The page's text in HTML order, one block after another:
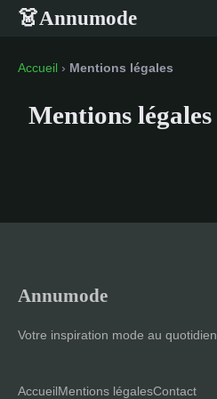
👗Annumode
Accueil › Mentions légales
Mentions légales
Annumode
Votre inspiration mode au quotidien
AccueilMentions légalesContact